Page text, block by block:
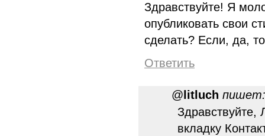
Здравствуйте! Я
опубликовать свои
сделать? Если, да,
Ответить
@ litluch пишет:
Здравствуйте,
вкладку